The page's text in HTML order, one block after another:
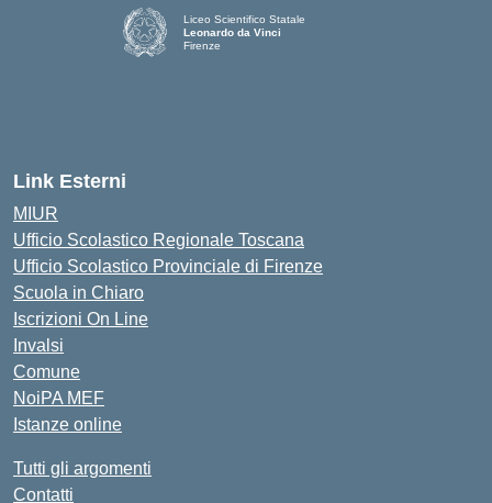
Liceo Scientifico Statale
Leonardo da Vinci
Firenze
Link Esterni
MIUR
Ufficio Scolastico Regionale Toscana
Ufficio Scolastico Provinciale di Firenze
Scuola in Chiaro
Iscrizioni On Line
Invalsi
Comune
NoiPA MEF
Istanze online
Tutti gli argomenti
Contatti